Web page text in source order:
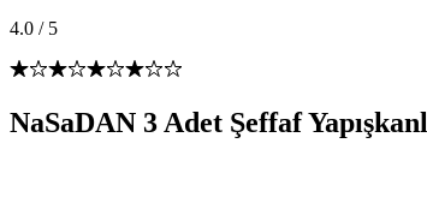
4.0 / 5
NaSaDAN 3 Adet Şeffaf